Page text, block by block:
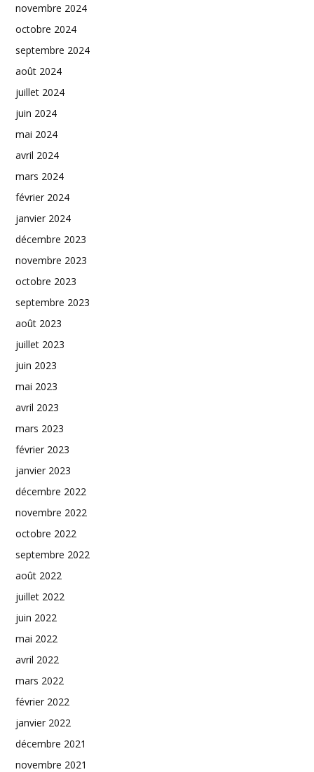
novembre 2024
octobre 2024
septembre 2024
août 2024
juillet 2024
juin 2024
mai 2024
avril 2024
mars 2024
février 2024
janvier 2024
décembre 2023
novembre 2023
octobre 2023
septembre 2023
août 2023
juillet 2023
juin 2023
mai 2023
avril 2023
mars 2023
février 2023
janvier 2023
décembre 2022
novembre 2022
octobre 2022
septembre 2022
août 2022
juillet 2022
juin 2022
mai 2022
avril 2022
mars 2022
février 2022
janvier 2022
décembre 2021
novembre 2021